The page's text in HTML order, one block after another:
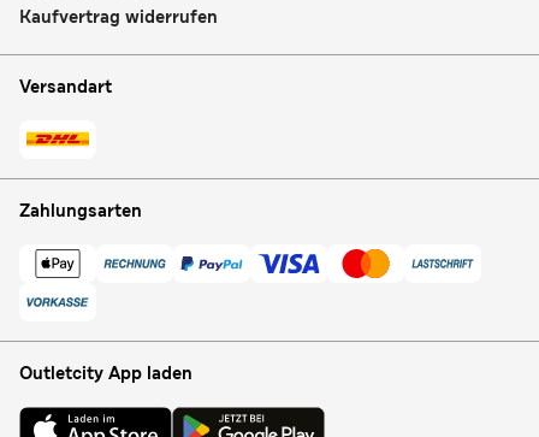
Kaufvertrag widerrufen
Versandart
Zahlungsarten
Outletcity App laden